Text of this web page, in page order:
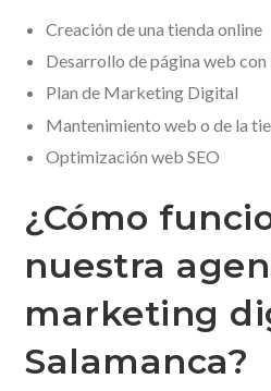
Creación de una tienda online
Desarrollo de página web
Plan de Marketing Digital
Mantenimiento web o de la
Optimización web SEO
¿Cómo
nuestra
marketing
Salamanca?